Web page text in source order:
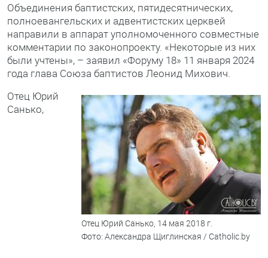
Объединения баптистских, пятидесятнических,
полноевангельских и адвентистских церквей
направили в аппарат уполномоченного совместные
комментарии по законопроекту. «Некоторые из них
были учтены», – заявил «Форуму 18» 11 января 2024
года глава Союза баптистов Леонид Михович.
Отец Юрий Санько, 14 мая 2018 г.
Фото: Александра Щиглинская / Catholic.by
Отец Юрий
Санько,